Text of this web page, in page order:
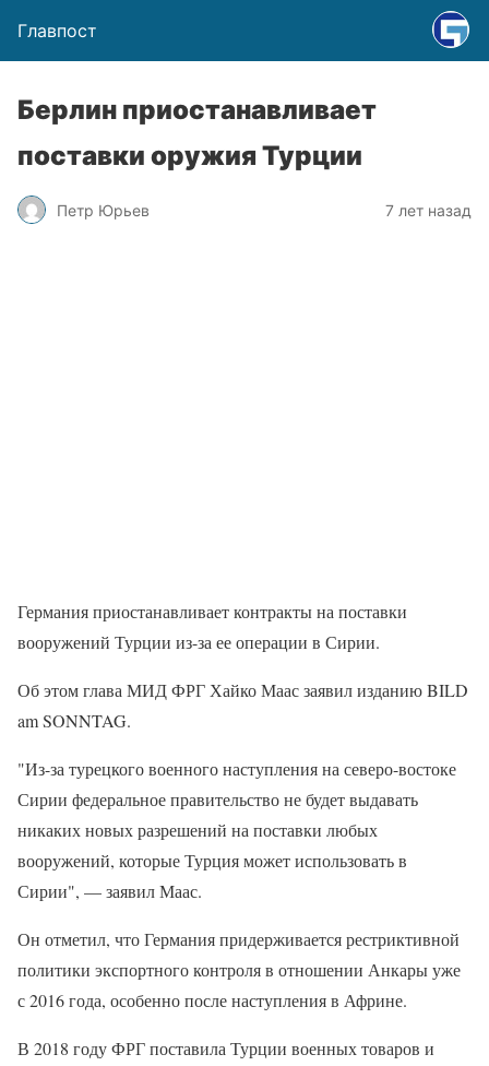
Главпост
Берлин приостанавливает
поставки оружия Турции
Петр Юрьев 7 лет назад
Германия приостанавливает контракты на поставки
вооружений Турции из-за ее операции в Сирии.
Об этом глава МИД ФРГ Хайко Маас заявил изданию BILD
am SONNTAG.
"Из-за турецкого военного наступления на северо-востоке
Сирии федеральное правительство не будет выдавать
никаких новых разрешений на поставки любых
вооружений, которые Турция может использовать в
Сирии", — заявил Маас.
Он отметил, что Германия придерживается рестриктивной
политики экспортного контроля в отношении Анкары уже
с 2016 года, особенно после наступления в Африне.
В 2018 году ФРГ поставила Турции военных товаров и